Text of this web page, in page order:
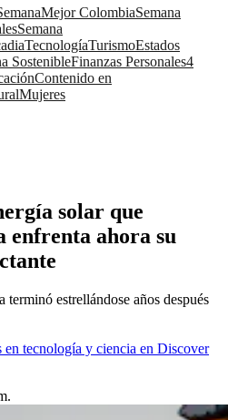
Mejor ColombiaSemana
Semana
TecnologíaTurismoEstados
SostenibleFinanzas Personales4
Contenido en
Mujeres
solar que
enfrenta ahora su
estrellándose años después
en tecnología y ciencia en Discover